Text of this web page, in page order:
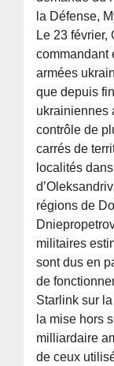
la Défense,
Le 23 février,
commandant
armées
que depuis
ukrainiennes
contrôle de
carrés de
localités
régions de
militaires
sont dus en
de
Starlink sur
la mise hors
milliardaire
de ceux